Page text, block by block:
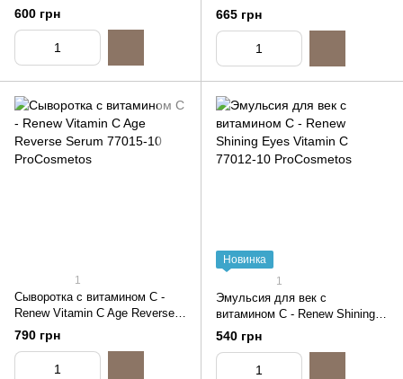
Cosmetics Bio Repair Cellular
Firming Gel, 15ml (распив)
600 грн
Cosmetics Age Control Super
Lift, 5ml (распив)
665 грн
1
Сыворотка с витамином С -
Renew Vitamin C Age Reverse
Serum, 10ml (распив)
790 грн
Новинка
1
Эмульсия для век с
витамином С - Renew Shining
Eyes Vitamin C, 10ml (распив)
540 грн